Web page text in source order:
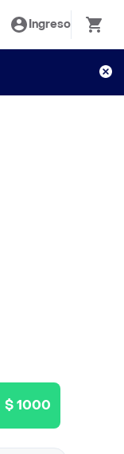
Ingreso
$ 1000